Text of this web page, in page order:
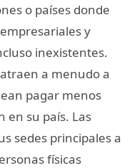
o países donde
y
inexistentes.
a menudo a
pagar menos
en su país. Las
sedes principales a
físicas